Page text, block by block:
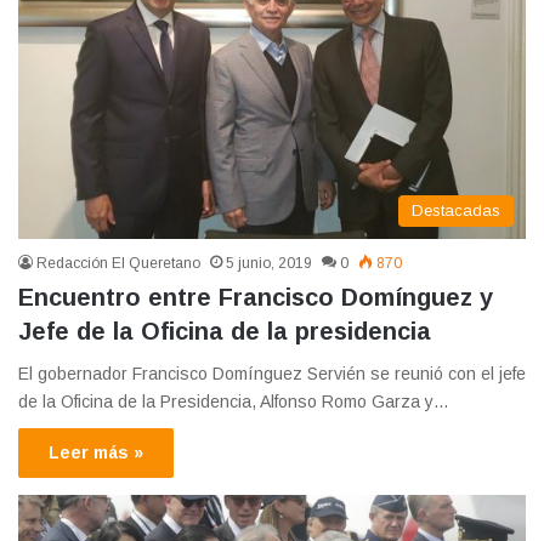
Destacadas
Redacción El Queretano 5 junio, 2019 0 870
Encuentro entre Francisco Domínguez y
Jefe de la Oficina de la presidencia
El gobernador Francisco Domínguez Servién se reunió con el jefe
de la Oficina de la Presidencia, Alfonso Romo Garza y…
Leer más »